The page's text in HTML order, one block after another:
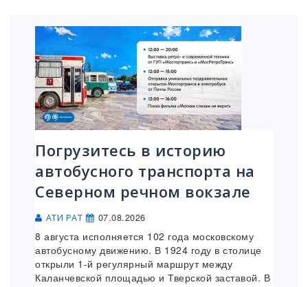
Погрузитесь в историю
автобусного транспорта на
Северном речном вокзале
АТИ РАТ 07.08.2026
8 августа исполняется 102 года московскому
автобусному движению. В 1924 году в столице
открыли 1-й регулярный маршрут между
Каланчевской площадью и Тверской заставой. В